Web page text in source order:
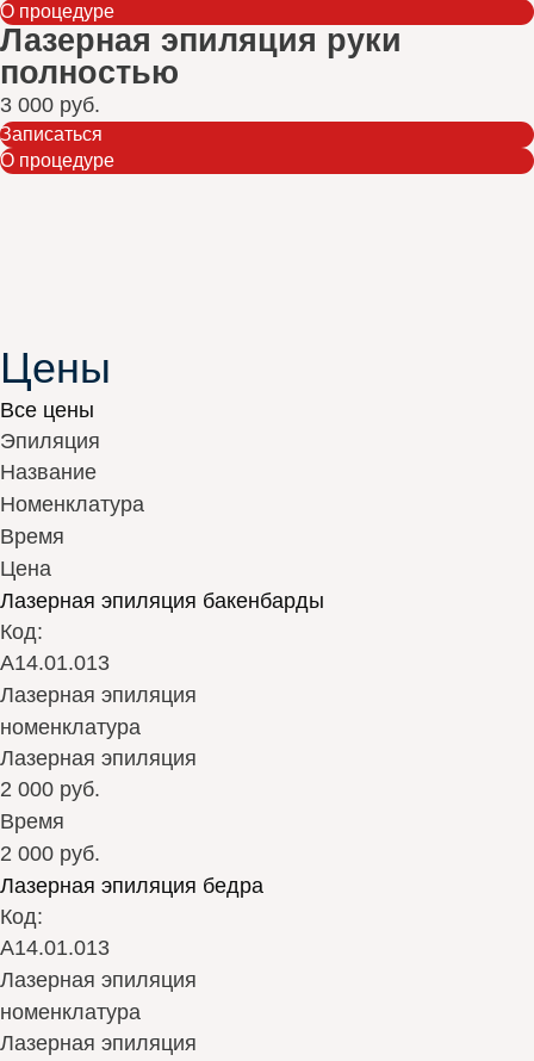
О процедуре
Лазерная эпиляция руки
полностью
3 000 руб.
Записаться
О процедуре
Цены
Все цены
Эпиляция
Название
Номенклатура
Время
Цена
Лазерная эпиляция бакенбарды
Код:
А14.01.013
Лазерная эпиляция
номенклатура
Лазерная эпиляция
2 000 руб.
Время
2 000 руб.
Лазерная эпиляция бедра
Код:
А14.01.013
Лазерная эпиляция
номенклатура
Лазерная эпиляция